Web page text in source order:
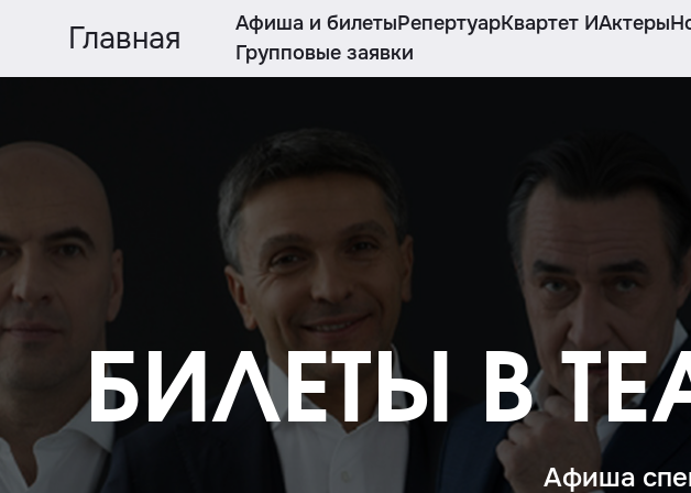
Главная Афиша и билетыРепертуарКвартет ИАктеры
Групповые заявки
БИЛЕТЫ В
Афиша